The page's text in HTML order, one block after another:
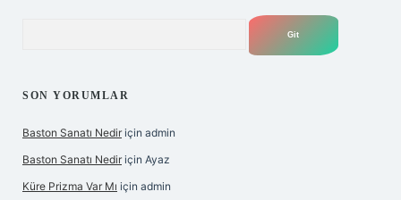
SON YORUMLAR
Baston Sanatı Nedir için admin
Baston Sanatı Nedir için Ayaz
Küre Prizma Var Mı için admin